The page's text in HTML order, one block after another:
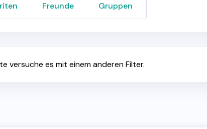
Freunde Gruppen
versuche es mit einem anderen Filter.